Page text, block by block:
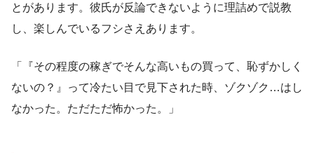
とがあります。彼氏が反論できないように理詰めで説教
し、楽しんでいるフシさえあります。
「『その程度の稼ぎでそんな高いもの買って、恥ずかしく
ないの？』って冷たい目で見下された時、ゾクゾク…はし
なかった。ただただ怖かった。」